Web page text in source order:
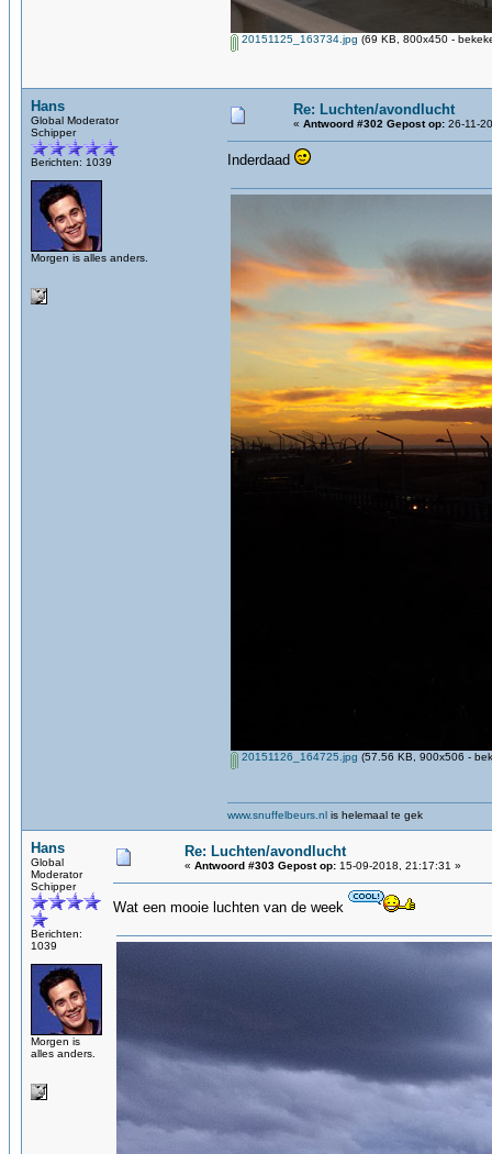
20151125_163734.jpg (69 KB, 800x450 -
Hans
Global Moderator
Schipper
Berichten: 1039
Morgen is alles anders.
Re: Luchten/avondlucht
« Antwoord #302 Gepost op: 26-11-
Inderdaad
20151126_164725.jpg (57.56 KB, 900x506 -
www.snuffelbeurs.nl is helemaal te gek
Hans
Global
Moderator
Schipper
Berichten:
1039
Morgen is
alles anders.
Re: Luchten/avondlucht
« Antwoord #303 Gepost op: 15-09-2018, 21:17:31 »
Wat een mooie luchten van de week